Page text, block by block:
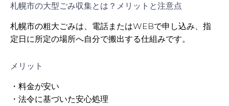
札幌市の大型ごみ収集とは？メリットと注意点
札幌市の粗大ごみは、電話またはWEBで申し込み、指
定日に所定の場所へ自分で搬出する仕組みです。
メリット
・料金が安い
・法令に基づいた安心処理